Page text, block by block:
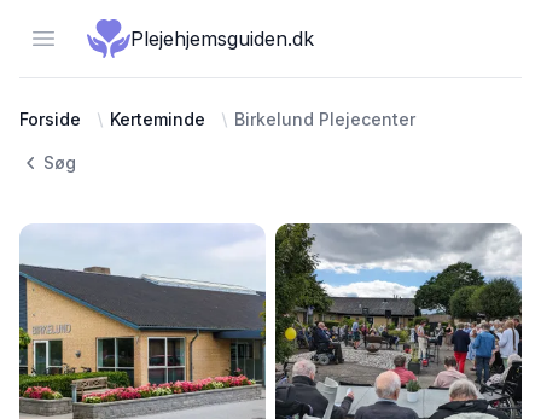
Open menuPlejehjemsguiden.dk
Forside Kerteminde Birkelund Plejecenter
Søg